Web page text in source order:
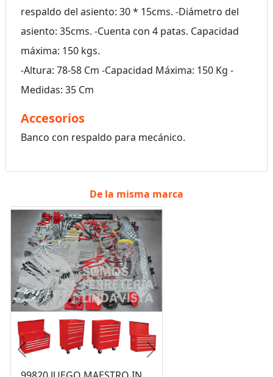
respaldo del asiento: 30 * 15cms. -Diámetro del
asiento: 35cms. -Cuenta con 4 patas. Capacidad
máxima: 150 kgs.
-Altura: 78-58 Cm -Capacidad Máxima: 150 Kg -
Medidas: 35 Cm
Accesorios
Banco con respaldo para mecánico.
De la misma marca
Anterior Siguiente